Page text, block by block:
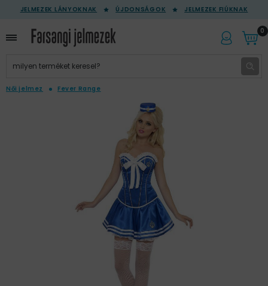
JELMEZEK LÁNYOKNAK ÚJDONSÁGOK JELMEZEK FIÚKNAK
0
Női jelmez Fever Range